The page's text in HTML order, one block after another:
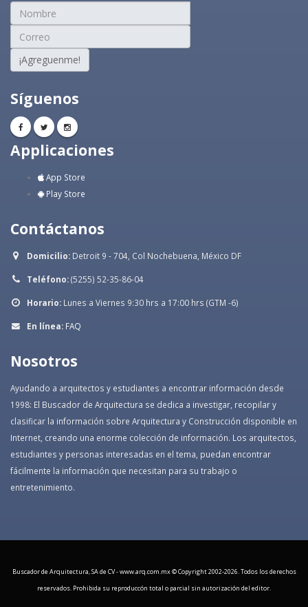
¡Agreguenme!
Síguenos
Applicaciones
App Store
Play Store
Contáctanos
Domicilio: Detroit 9 - 704, Col Nochebuena, México DF
Teléfono:(5255) 52-35-86-04
Horario: Lunes a Viernes 9:30 hrs a 17:00 hrs (GTM -6)
En línea: FAQ
Nosotros
Ayudando a arquitectos y estudiantes a encontrar información desde
1998: El Buscador de Arquitectura se dedica a investigar, recopilar y
clasificar la información sobre Arquitectura y Construcción disponible en
Internet, creando una enorme colección de información. Los arquitectos,
estudiantes y personas interesadas en el tema, puedan encontrar
fácilmente la información que necesitan para su trabajo o
entretenimiento.
Buscador de Arquitectura, SA de CV - www.arq.com.mx © Copyright 2002-2026. Todos los derechos
reservados. Prohibida su reproduccón total o parcial sin autorización del editor.